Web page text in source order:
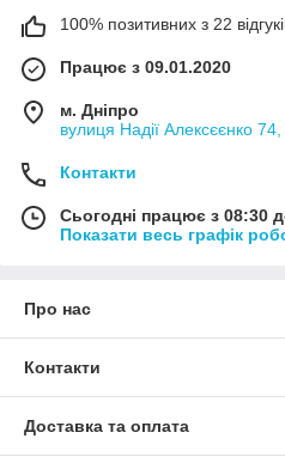
100% позитивних з 22
Працює з 09.01.2020
м. Дніпро
вулиця Надії Алексєєнко
Контакти
Сьогодні працює з 08:30
Показати весь графік
Про нас
Контакти
Доставка та оплата